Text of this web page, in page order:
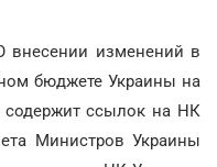
внесении изменений в
бюджете Украины на
содержит ссылок на НК
Министров Украины